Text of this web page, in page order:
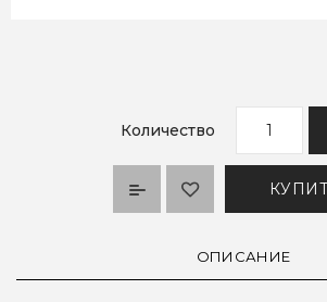
Количество
ОПИСАНИЕ